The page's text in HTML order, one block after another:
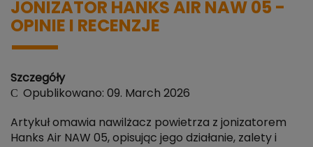
JONIZATOR HANKS AIR NAW 05 -
OPINIE I RECENZJE
Szczegóły
Opublikowano: 09. March 2026
Artykuł omawia nawilżacz powietrza z jonizatorem
Hanks Air NAW 05, opisując jego działanie, zalety i